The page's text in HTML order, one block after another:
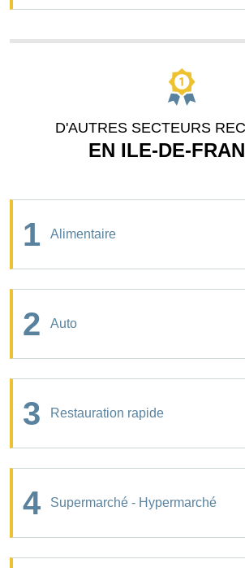
D'AUTRES SECTEURS
EN ILE-DE-
1 Alimentaire
2 Auto
3 Restauration rapide
4 Supermarché - Hypermarché